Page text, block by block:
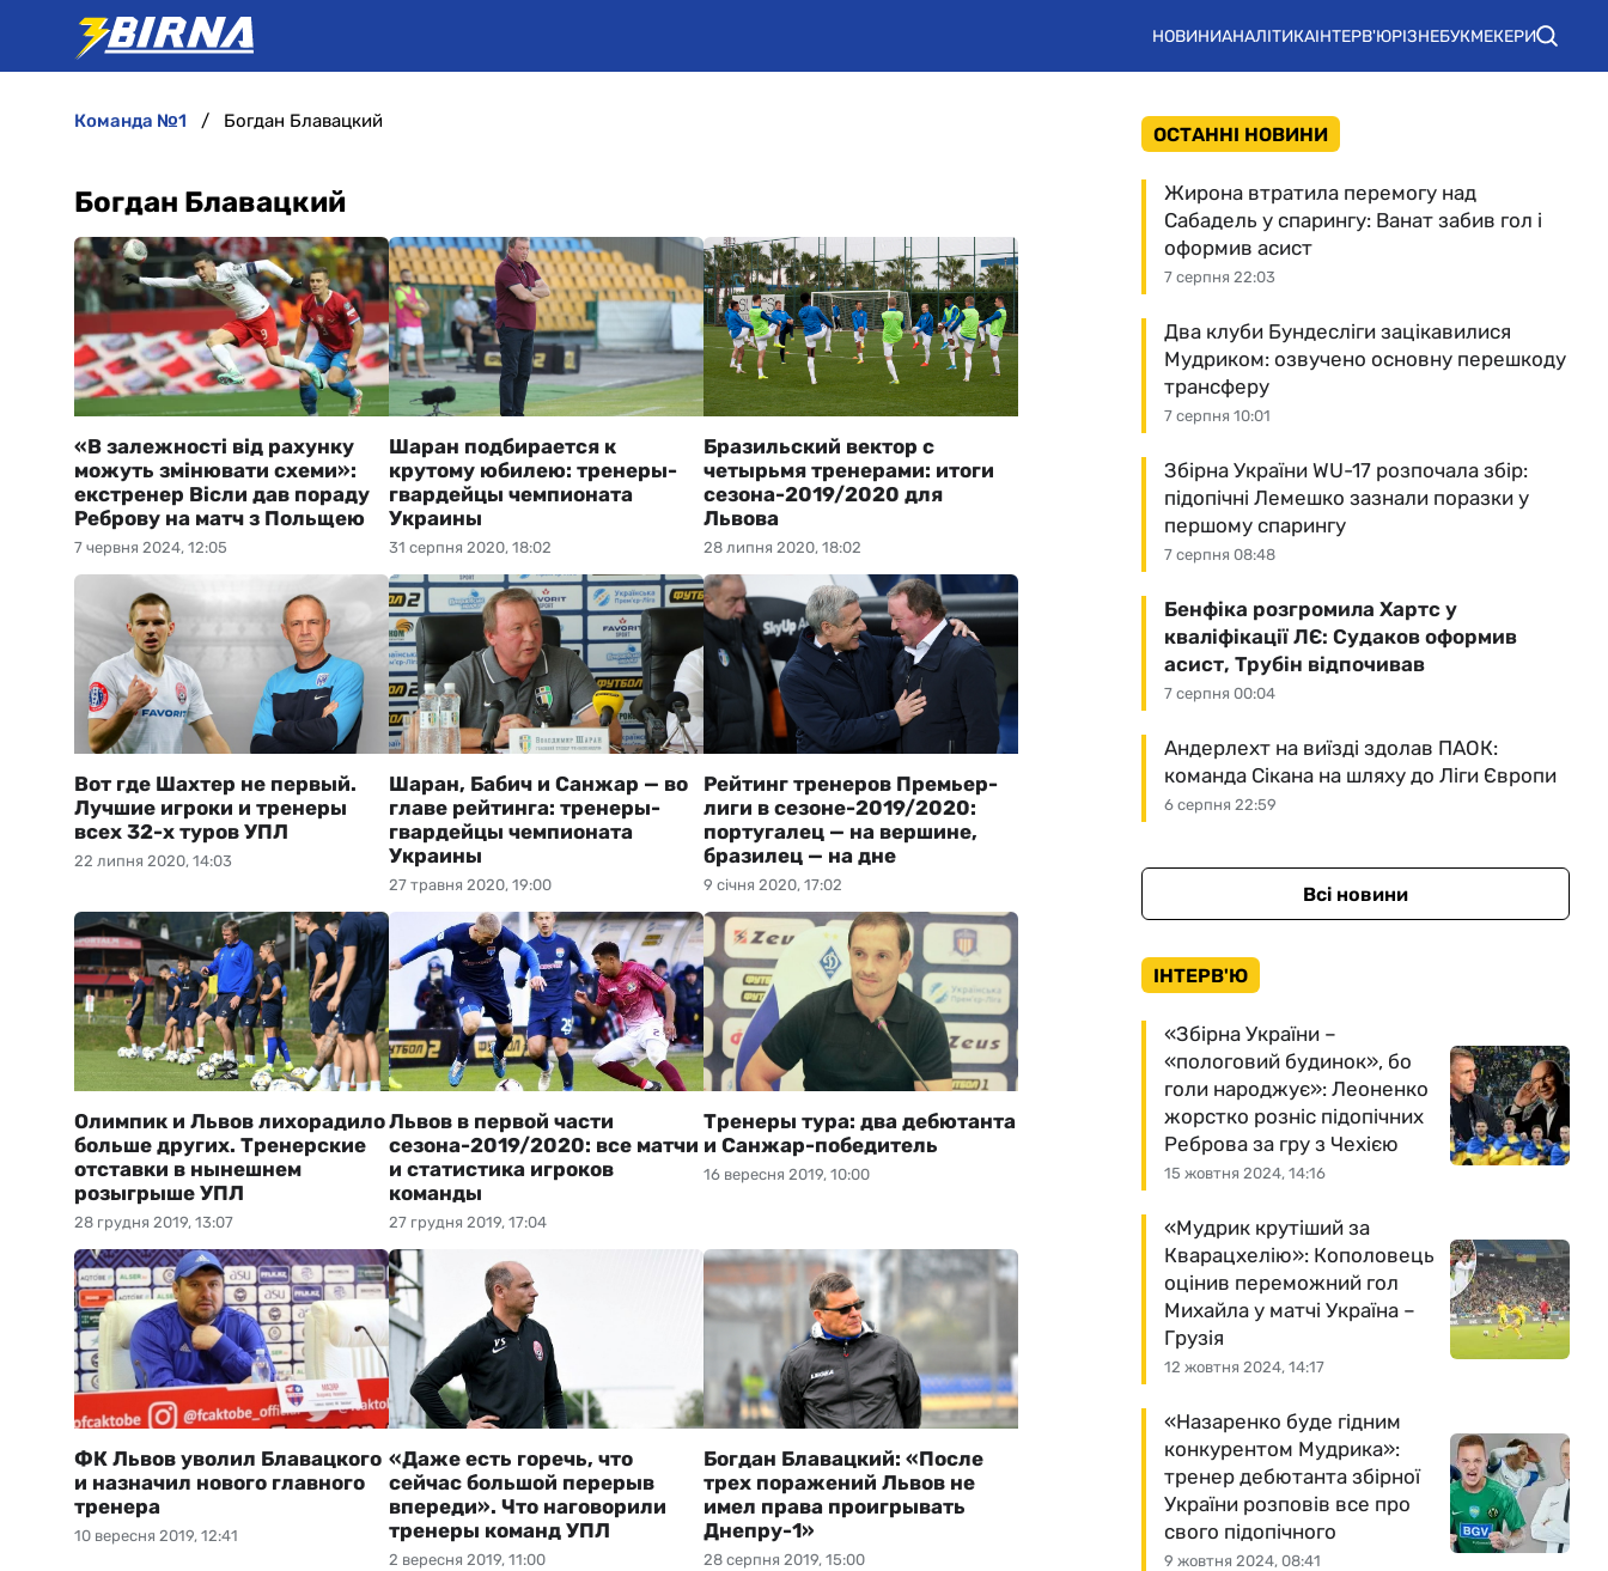
НОВИНИАНАЛІТИКАІНТЕРВ'ЮРІЗНЕБУКМЕКЕРИ
команда №1 Богдан Блавацкий
Богдан Блавацкий
7 червня 2024, 12:05
«В залежності від рахунку
можуть змінювати схеми»:
екстренер Вісли дав пораду
Реброву на матч з Польщею
31 серпня 2020, 18:02
Шаран подбирается к
крутому юбилею: тренеры-
гвардейцы чемпионата
Украины
28 липня 2020, 18:02
Бразильский вектор с
четырьмя тренерами: итоги
сезона-2019/2020 для
Львова
22 липня 2020, 14:03
Вот где Шахтер не первый.
Лучшие игроки и тренеры
всех 32-х туров УПЛ
27 травня 2020, 19:00
Шаран, Бабич и Санжар — во
главе рейтинга: тренеры-
гвардейцы чемпионата
Украины
9 січня 2020, 17:02
Рейтинг тренеров Премьер-
лиги в сезоне-2019/2020:
португалец — на вершине,
бразилец — на дне
28 грудня 2019, 13:07
Олимпик и Львов лихорадило
больше других. Тренерские
отставки в нынешнем
розыгрыше УПЛ
27 грудня 2019, 17:04
Львов в первой части
сезона-2019/2020: все матчи
и статистика игроков
команды
16 вересня 2019, 10:00
Тренеры тура: два дебютанта
и Санжар-победитель
10 вересня 2019, 12:41
ФК Львов уволил Блавацкого
и назначил нового главного
тренера
2 вересня 2019, 11:00
«Даже есть горечь, что
сейчас большой перерыв
впереди». Что наговорили
тренеры команд УПЛ
28 серпня 2019, 15:00
Богдан Блавацкий: «После
трех поражений Львов не
имел права проигрывать
Днепру-1»
ОСТАННІ НОВИНИ
7 серпня 22:03
Жирона втратила перемогу над
Сабадель у спарингу: Ванат забив гол і
оформив асист
7 серпня 10:01
Два клуби Бундесліги зацікавилися
Мудриком: озвучено основну перешкоду
трансферу
7 серпня 08:48
Збірна України WU-17 розпочала збір:
підопічні Лемешко зазнали поразки у
першому спарингу
7 серпня 00:04
Бенфіка розгромила Хартс у
кваліфікації ЛЄ: Судаков оформив
асист, Трубін відпочивав
6 серпня 22:59
Андерлехт на виїзді здолав ПАОК:
команда Сікана на шляху до Ліги Європи
Всі новини
ІНТЕРВ'Ю
15 жовтня 2024, 14:16
«Збірна України –
«пологовий будинок», бо
голи народжує»: Леоненко
жорстко розніс підопічних
Реброва за гру з Чехією
12 жовтня 2024, 14:17
«Мудрик крутіший за
Кварацхелію»: Кополовець
оцінив переможний гол
Михайла у матчі Україна –
Грузія
9 жовтня 2024, 08:41
«Назаренко буде гідним
конкурентом Мудрика»:
тренер дебютанта збірної
України розповів все про
свого підопічного